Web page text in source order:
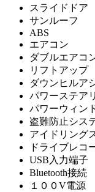
スライドドア
サンルーフ
ABS
エアコン
ダブルエアコ
リフトアップ
ダウンヒルア
パワーステア
パワーウィン
盗難防止シス
アイドリング
ドライブレコ
USB入力端子
Bluetooth接続
１００V電源